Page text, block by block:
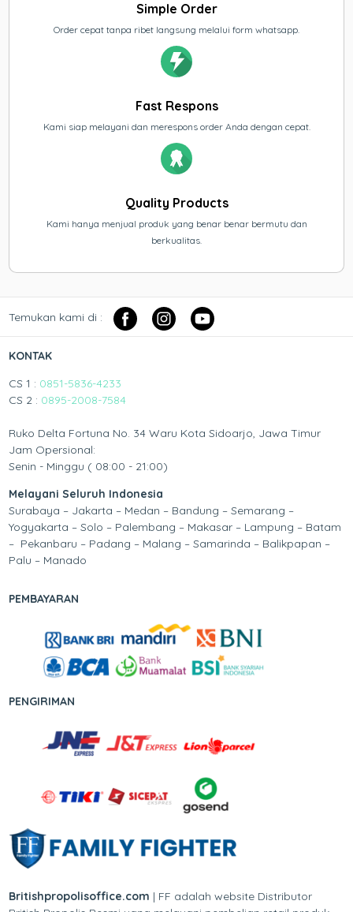
Simple Order
Order cepat tanpa ribet langsung melalui form whatsapp.
Fast Respons
Kami siap melayani dan merespons order Anda dengan cepat.
Quality Products
Kami hanya menjual produk yang benar benar bermutu dan
berkualitas.
Temukan kami di :
KONTAK
CS 1 : 0851-5836-4233
CS 2 : 0895-2008-7584
Ruko Delta Fortuna No. 34 Waru Kota Sidoarjo, Jawa Timur
Jam Opersional:
Senin - Minggu ( 08:00 - 21:00)
Melayani Seluruh Indonesia
Surabaya – Jakarta – Medan – Bandung – Semarang –
Yogyakarta – Solo – Palembang – Makasar – Lampung – Batam
– Pekanbaru – Padang – Malang – Samarinda – Balikpapan –
Palu – Manado
PEMBAYARAN
PENGIRIMAN
Britishpropolisoffice.com | FF adalah website Distributor